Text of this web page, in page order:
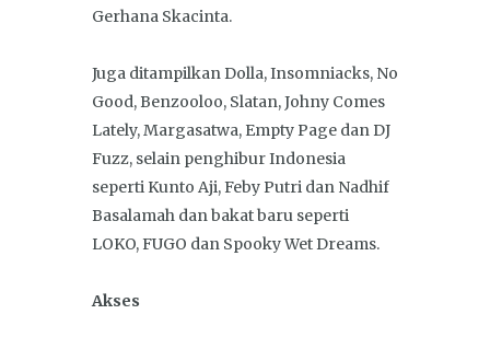
Gerhana Skacinta.
Juga ditampilkan Dolla, Insomniacks, No
Good, Benzooloo, Slatan, Johny Comes
Lately, Margasatwa, Empty Page dan DJ
Fuzz, selain penghibur Indonesia
seperti Kunto Aji, Feby Putri dan Nadhif
Basalamah dan bakat baru seperti
LOKO, FUGO dan Spooky Wet Dreams.
Akses